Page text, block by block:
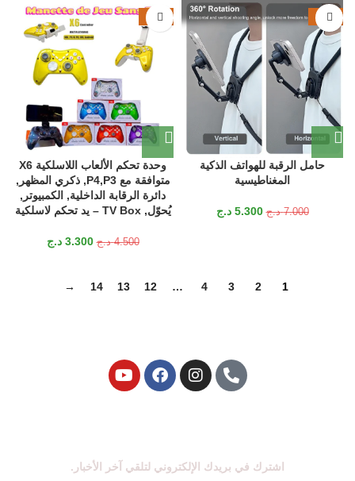
-24%
حامل الرقبة للهواتف الذكية
المغناطيسية
7.000 د.ج 5.300 د.ج
-27%
وحدة تحكم الألعاب اللاسلكية X6
متوافقة مع P4,P3, ذكري المظهر,
دائرة الرقابة الداخلية, الكمبيوتر,
يُحوّل, TV Box – يد تحكم لاسلكية
4.500 د.ج 3.300 د.ج
1
2
3
4
…
12
13
14
→
اشترك في بريدك الإلكتروني لتلقي آخر الأخبار.